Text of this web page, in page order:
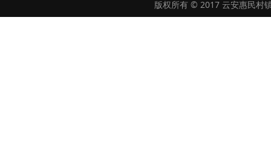
版权所有 © 2017 云安惠民村